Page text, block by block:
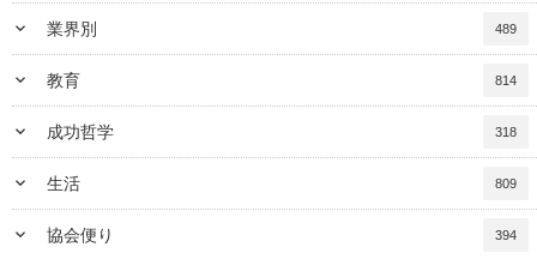
keyboard_arrow_down 業界別 489
keyboard_arrow_down 教育 814
keyboard_arrow_down 成功哲学 318
keyboard_arrow_down 生活 809
keyboard_arrow_down 協会便り 394